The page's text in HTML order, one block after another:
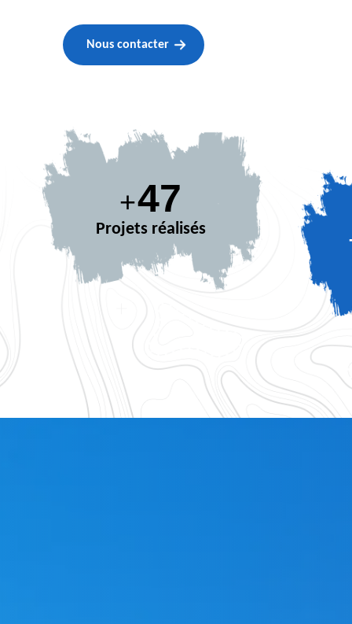
Nous contacter
+65
Projets réalisés
Accessoires gouttiere